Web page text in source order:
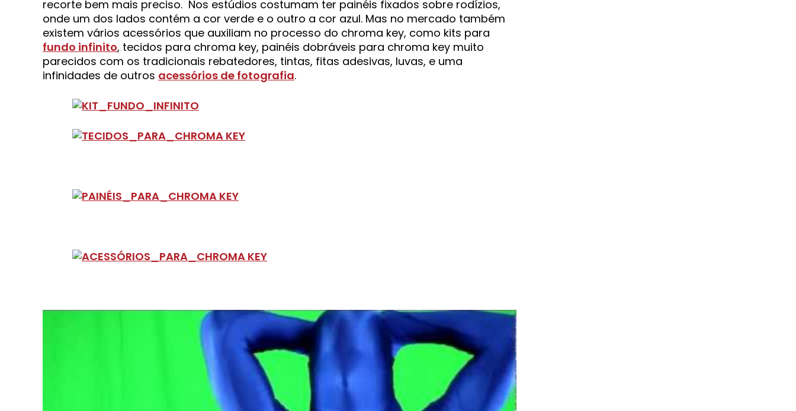
recorte bem mais preciso. Nos estúdios costumam ter painéis fixados sobre rodízios,
onde um dos lados contém a cor verde e o outro a cor azul. Mas no mercado também
existem vários acessórios que auxiliam no processo do chroma key, como kits para
fundo infinito, tecidos para chroma key, painéis dobráveis para chroma key muito
parecidos com os tradicionais rebatedores, tintas, fitas adesivas, luvas, e uma
infinidades de outros acessórios de fotografia.